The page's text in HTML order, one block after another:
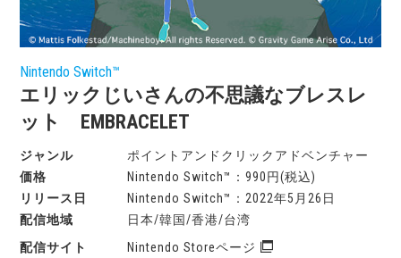
Nintendo Switch™
エリックじいさんの不思議なブレスレ
ット EMBRACELET
ポイントアンドクリックアドベンチャー
Nintendo Switch™：990円(税込)
Nintendo Switch™：2022年5月26日
日本/韓国/香港/台湾
Nintendo Storeページ